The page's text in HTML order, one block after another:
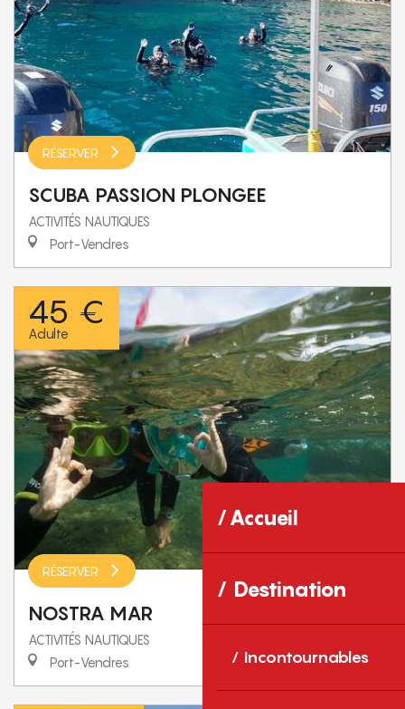
Accueil
Destination
Incontournables
RÉSERVER
SCUBA PASSION PLONGEE
ACTIVITÉS NAUTIQUES
Port-Vendres
45 €
Adulte
RÉSERVER
NOSTRA MAR
ACTIVITÉS NAUTIQUES
Port-Vendres